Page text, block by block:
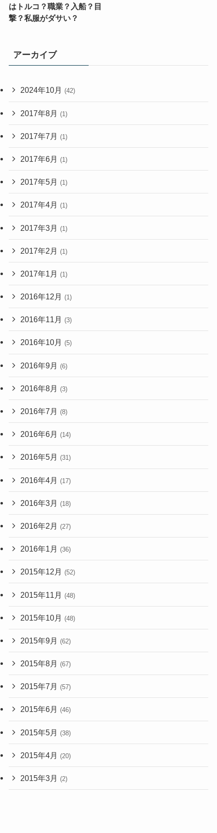
はトルコ？職業？入船？目
撃？私服がダサい？
アーカイブ
2024年10月 (42)
2017年8月 (1)
2017年7月 (1)
2017年6月 (1)
2017年5月 (1)
2017年4月 (1)
2017年3月 (1)
2017年2月 (1)
2017年1月 (1)
2016年12月 (1)
2016年11月 (3)
2016年10月 (5)
2016年9月 (6)
2016年8月 (3)
2016年7月 (8)
2016年6月 (14)
2016年5月 (31)
2016年4月 (17)
2016年3月 (18)
2016年2月 (27)
2016年1月 (36)
2015年12月 (52)
2015年11月 (48)
2015年10月 (48)
2015年9月 (62)
2015年8月 (67)
2015年7月 (57)
2015年6月 (46)
2015年5月 (38)
2015年4月 (20)
2015年3月 (2)